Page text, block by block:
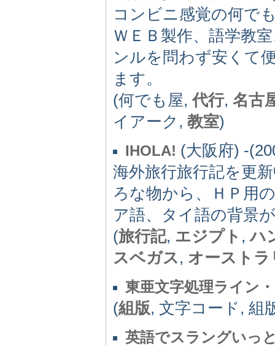
コンビニ感覚の何で
ＷＥＢ製作、語学教
ンルを問わず安くて
ます。
(何でも屋,代行, 名古
イアーク, 教室)
IHOLA! (大阪府) -
海外旅行旅行記を更
ろな物から、ＨＰ用
ア語、タイ語の背景
(旅行記, エジプト ,ハ
スベガス, オーストラ
東亜文字処理ライン
(組版, 文字コード, 組
英語でスラングいっ